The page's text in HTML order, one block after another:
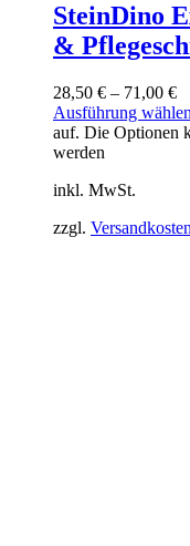
SteinDino
&
28,50 € – 71,00 €
Ausführung wählen
auf. Die Optionen
werden
inkl. MwSt.
zzgl. Versandkosten